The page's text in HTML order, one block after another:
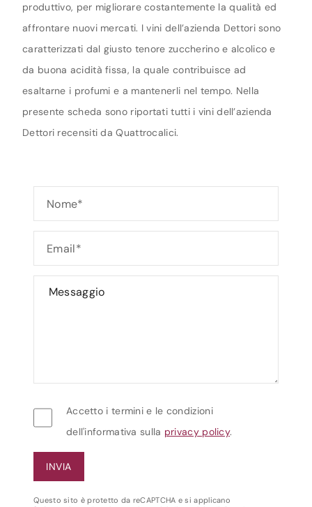
produttivo, per migliorare costantemente la qualità ed
affrontare nuovi mercati. I vini dell’azienda Dettori sono
caratterizzati dal giusto tenore zuccherino e alcolico e
da buona acidità fissa, la quale contribuisce ad
esaltarne i profumi e a mantenerli nel tempo. Nella
presente scheda sono riportati tutti i vini dell’azienda
Dettori recensiti da Quattrocalici.
Accetto i termini e le condizioni
dell'informativa sulla privacy policy.
Questo sito è protetto da reCAPTCHA e si applicano